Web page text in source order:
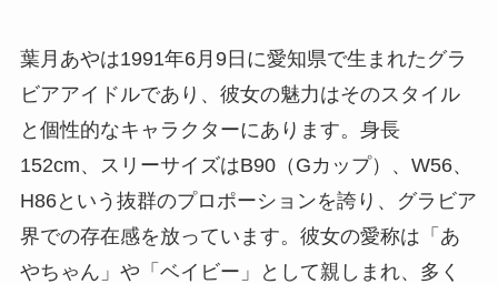
葉月あやは1991年6月9日に愛知県で生まれたグラ
ビアアイドルであり、彼女の魅力はそのスタイル
と個性的なキャラクターにあります。身長
152cm、スリーサイズはB90（Gカップ）、W56、
H86という抜群のプロポーションを誇り、グラビア
界での存在感を放っています。彼女の愛称は「あ
やちゃん」や「ベイビー」として親しまれ、多く